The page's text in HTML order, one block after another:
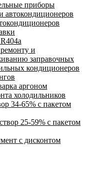
приборы
автокондиционеров
и
заправочных
кондиционеров
аргоном
холодильников
34-65% с пакетом
25-59% с пакетом
с дисконтом